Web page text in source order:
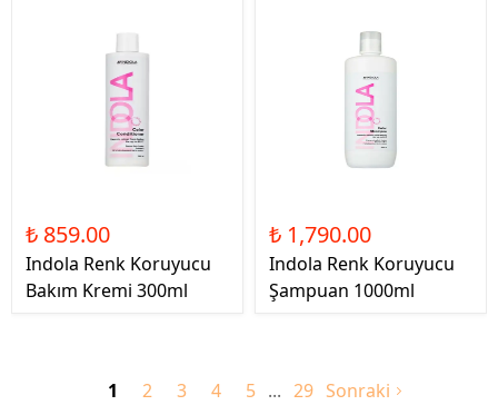
₺ 859.00
Indola Renk Koruyucu
Bakım Kremi 300ml
₺ 1,790.00
Indola Renk Koruyucu
Şampuan 1000ml
1 2 3 4 5 29 Sonraki